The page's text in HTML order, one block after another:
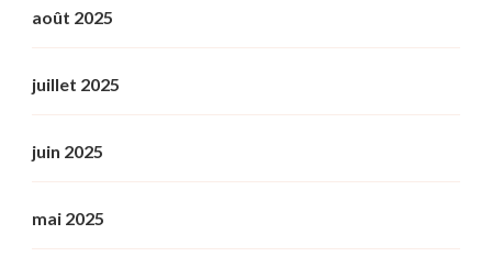
août 2025
juillet 2025
juin 2025
mai 2025